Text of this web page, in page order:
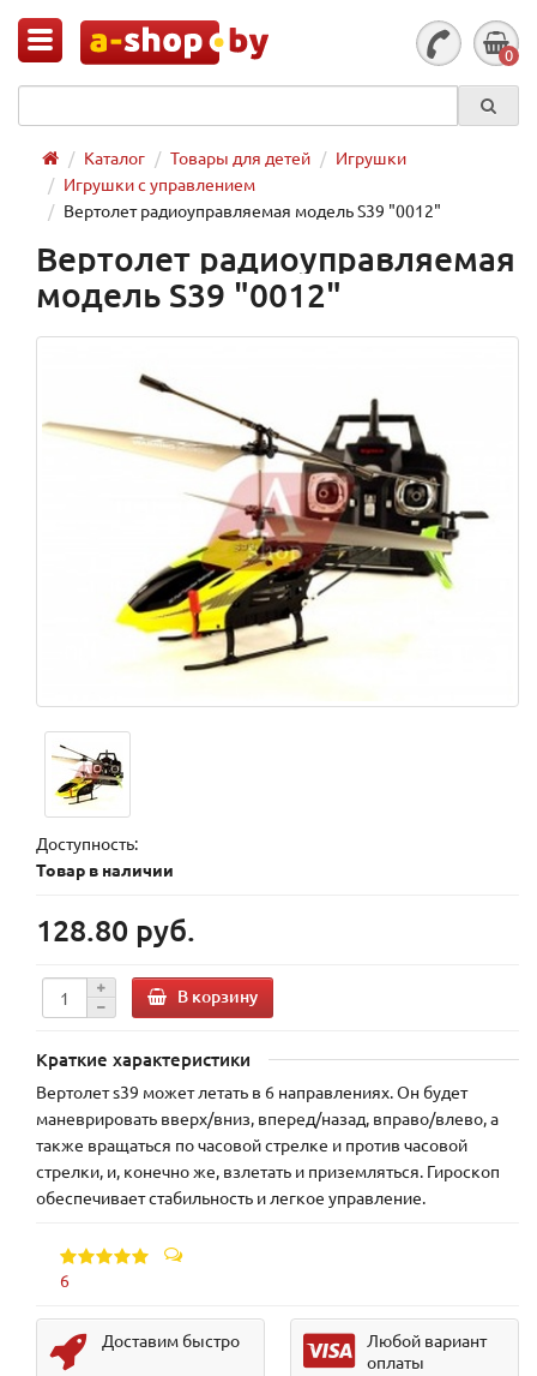
0
Каталог Товары для детей
Игрушки
Игрушки с управлением
Вертолет радиоуправляемая модель S39 "0012"
Вертолет радиоуправляемая
модель S39 "0012"
Доступность:
Товар в наличии
128.80 руб.
В корзину
Краткие характеристики
Вертолет s39 может летать в 6 направлениях. Он будет
маневрировать вверх/вниз, вперед/назад, вправо/влево, а
также вращаться по часовой стрелке и против часовой
стрелки, и, конечно же, взлетать и приземляться. Гироскоп
обеспечивает стабильность и легкое управление.
6
Доставим быстро
Любой вариант
оплаты